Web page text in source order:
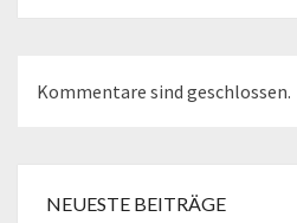
Kommentare sind geschlossen.
NEUESTE BEITRÄGE